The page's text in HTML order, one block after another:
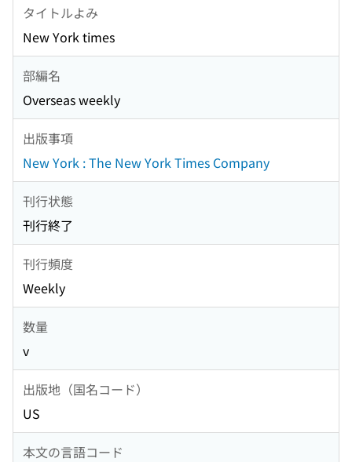
タイトルよみ
New York times
部編名
Overseas weekly
出版事項
New York : The New York Times Company
刊行状態
刊行終了
刊行頻度
Weekly
数量
v
出版地（国名コード）
US
本文の言語コード